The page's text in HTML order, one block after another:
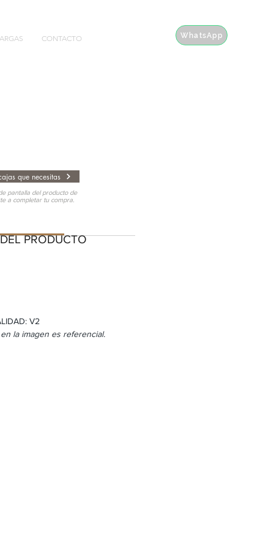
CONTACTO WhatsApp
V2
la imagen es referencial.
PRODUCTO
que necesitas
pantalla del producto de
a completar tu compra.